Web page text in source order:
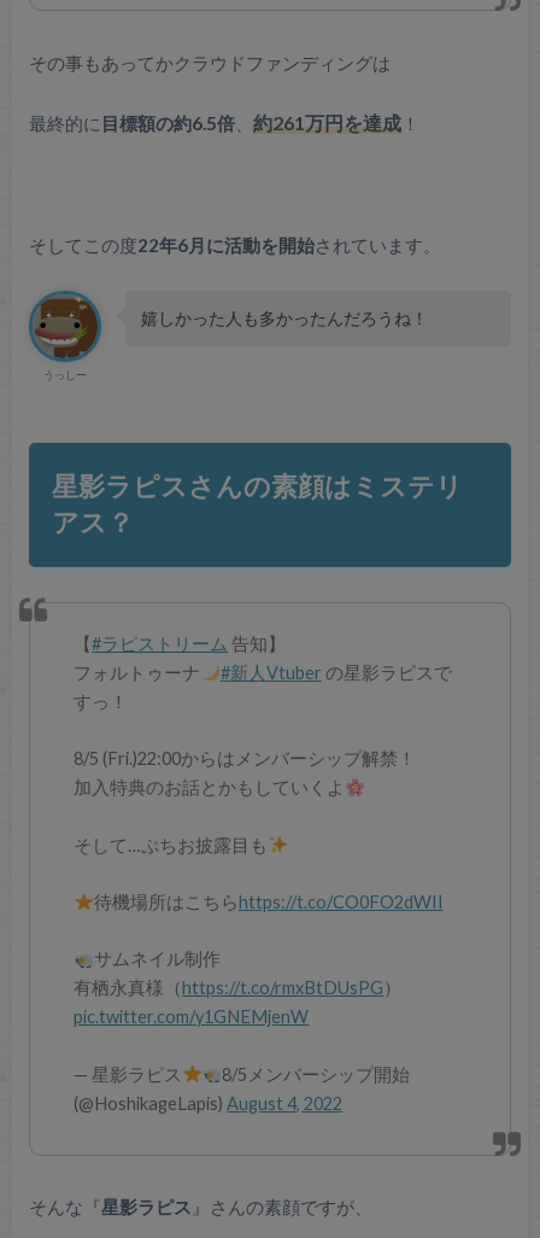
その事もあってかクラウドファンディングは
最終的に 目標額の約6.5倍、 約261万円を達成！
そしてこの度22年6月に活動を開始されています。
うっしー
嬉しかった人も多かったんだろうね！
星影ラピスさんの素顔はミステリ
アス？
【#ラピストリーム 告知】
フォルトゥーナ
#新人Vtuber の星影ラピスで
すっ！
8/5 (Fri.)22:00からはメンバーシップ解禁！
加入特典のお話とかもしていくよ
そして…ぷちお披露目も
待機場所はこちらhttps://t.co/CO0FO2dWII
サムネイル制作
有栖永真様（https://t.co/rmxBtDUsPG ）
pic.twitter.com/y1GNEMjenW
— 星影ラピス
8/5メンバーシップ開始
(@HoshikageLapis)August 4, 2022
そんな『星影ラピス 』さんの素顔ですが、